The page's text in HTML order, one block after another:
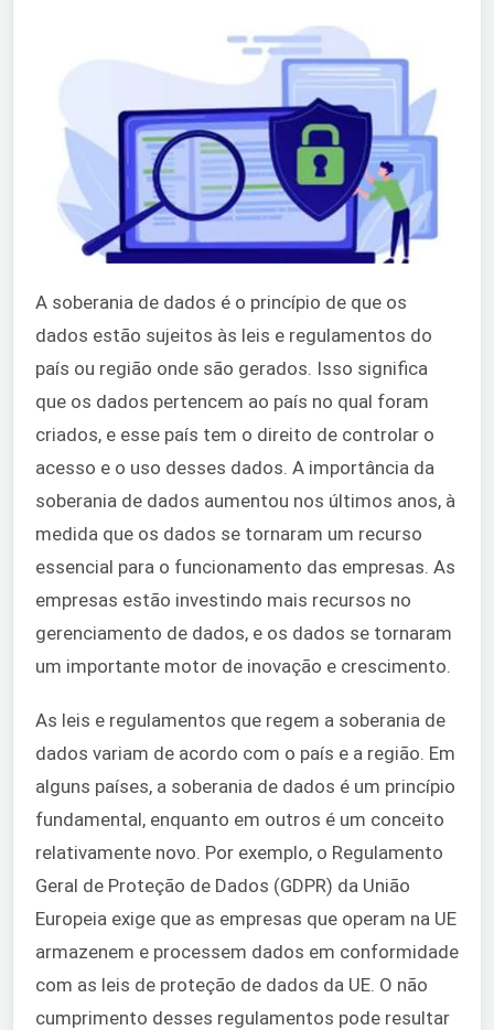
A soberania de dados é o princípio de que os
dados estão sujeitos às leis e regulamentos do
país ou região onde são gerados. Isso significa
que os dados pertencem ao país no qual foram
criados, e esse país tem o direito de controlar o
acesso e o uso desses dados. A importância da
soberania de dados aumentou nos últimos anos, à
medida que os dados se tornaram um recurso
essencial para o funcionamento das empresas. As
empresas estão investindo mais recursos no
gerenciamento de dados, e os dados se tornaram
um importante motor de inovação e crescimento.
As leis e regulamentos que regem a soberania de
dados variam de acordo com o país e a região. Em
alguns países, a soberania de dados é um princípio
fundamental, enquanto em outros é um conceito
relativamente novo. Por exemplo, o Regulamento
Geral de Proteção de Dados (GDPR) da União
Europeia exige que as empresas que operam na UE
armazenem e processem dados em conformidade
com as leis de proteção de dados da UE. O não
cumprimento desses regulamentos pode resultar